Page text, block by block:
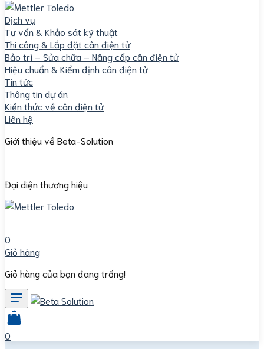
Dịch vụ
Tư vấn & Khảo sát kỹ thuật
Thi công & Lắp đặt cân điện tử
Bảo trì – Sửa chữa – Nâng cấp cân điện tử
Hiệu chuẩn & Kiểm định cân điện tử
Tin tức
Thông tin dự án
Kiến thức về cân điện tử
Liên hệ
Giới thiệu về Beta-Solution
Đại diện thương hiệu
0
Giỏ hàng
Giỏ hàng của bạn đang trống!
0